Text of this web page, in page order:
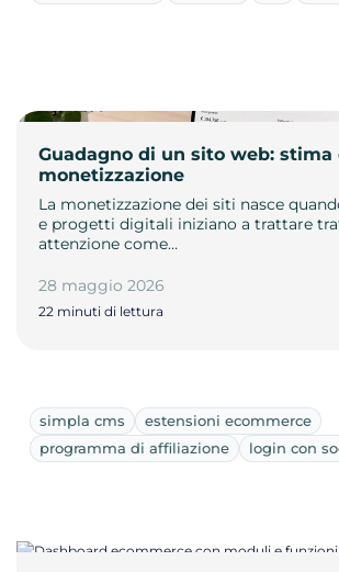
Guadagno di un sito web: stima
monetizzazione
La monetizzazione dei siti nasce
e progetti digitali iniziano a trattare
attenzione come…
28 maggio 2026
22 minuti di lettura
simpla cms
estensioni ecommerce
programma di affiliazione
login con